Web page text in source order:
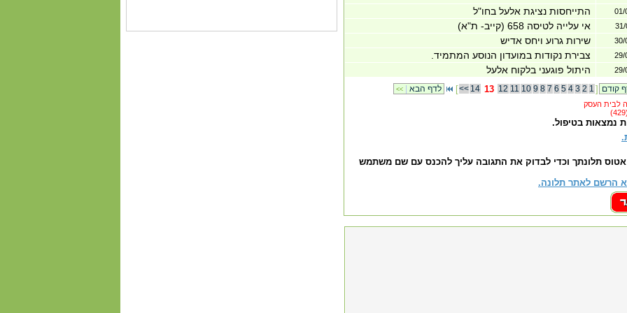
התייחסות נציגת אלעל בחו"ל 01/
אי עלייה לטיסה 658 (קייב- ת"א) 31/
שירות גרוע ויחס אדיש 30/
צבירת נקודות במועדון הנוסע המתמיד. 29/
היתול פוגעני בלקוח אלעל 29/
<< [<< 14 13 12 11 10 9 8 7 6 5 4 3 2 1 ]
נמצאות בטיפול.
תלונתך וכדי לבדוק את התגובה עליך להכנס עם שם משתמש
הרשם לאתר תלונה.